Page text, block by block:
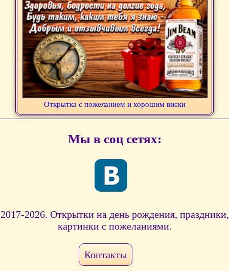
Открытка с пожеланием и хорошим виски
Мы в соц сетях:
2017-2026. Открытки на день рождения, праздники,
картинки с пожеланиями.
Контакты